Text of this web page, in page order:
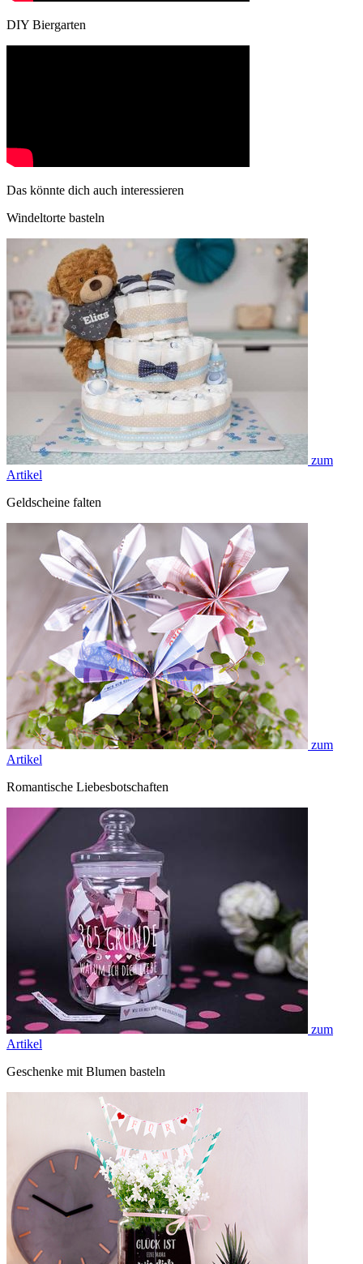
DIY Biergarten
Das könnte dich auch interessieren
Windeltorte basteln
zum
Artikel
Geldscheine falten
zum
Artikel
Romantische Liebesbotschaften
zum
Artikel
Geschenke mit Blumen basteln